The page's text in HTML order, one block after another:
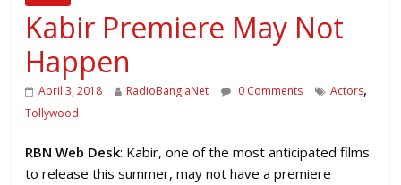
Kabir Premiere May Not
Happen
April 3, 2018 RadioBanglaNet 0 Comments Actors,
Tollywood
RBN Web Desk: Kabir, one of the most anticipated films
to release this summer, may not have a premiere